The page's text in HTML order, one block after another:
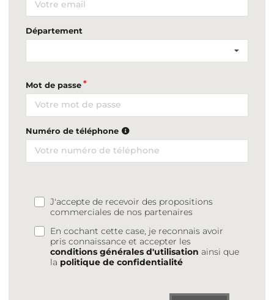
Département
Mot de passe
Numéro de téléphone
J'accepte de recevoir des propositions
commerciales de nos partenaires
En cochant cette case, je reconnais avoir
pris connaissance et accepter les
conditions générales d'utilisation ainsi que
la politique de confidentialité